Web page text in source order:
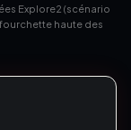
Explore2 (scénario
haute des